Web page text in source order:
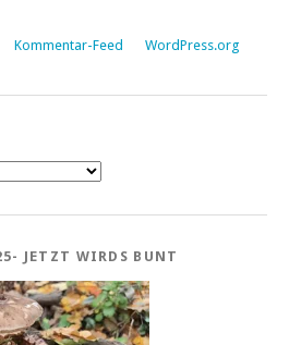
Kommentar-Feed WordPress.org
JETZT WIRDS BUNT